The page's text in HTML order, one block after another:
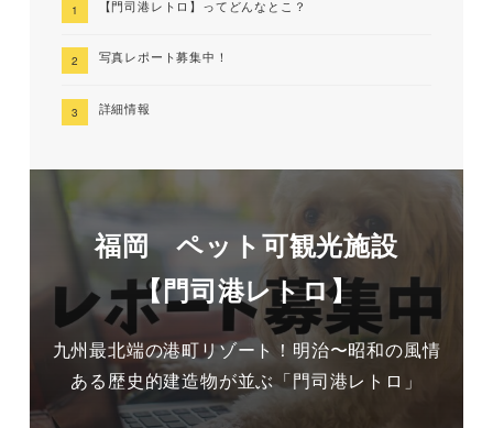
【門司港レトロ】ってどんなとこ？
写真レポート募集中！
詳細情報
福岡 ペット可観光施設
【門司港レトロ】
九州最北端の港町リゾート！明治〜昭和の風情
ある歴史的建造物が並ぶ「門司港レトロ」